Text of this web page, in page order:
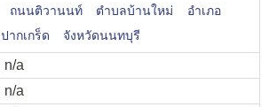
ถนนติวานนท์ ตำบลบ้านใหม่
อำเภอ
ปากเกร็ด
จังหวัดนนทบุรี
n/a
n/a